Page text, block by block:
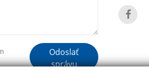
Odoslať
správu